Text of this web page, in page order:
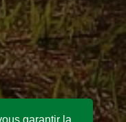
garantir la